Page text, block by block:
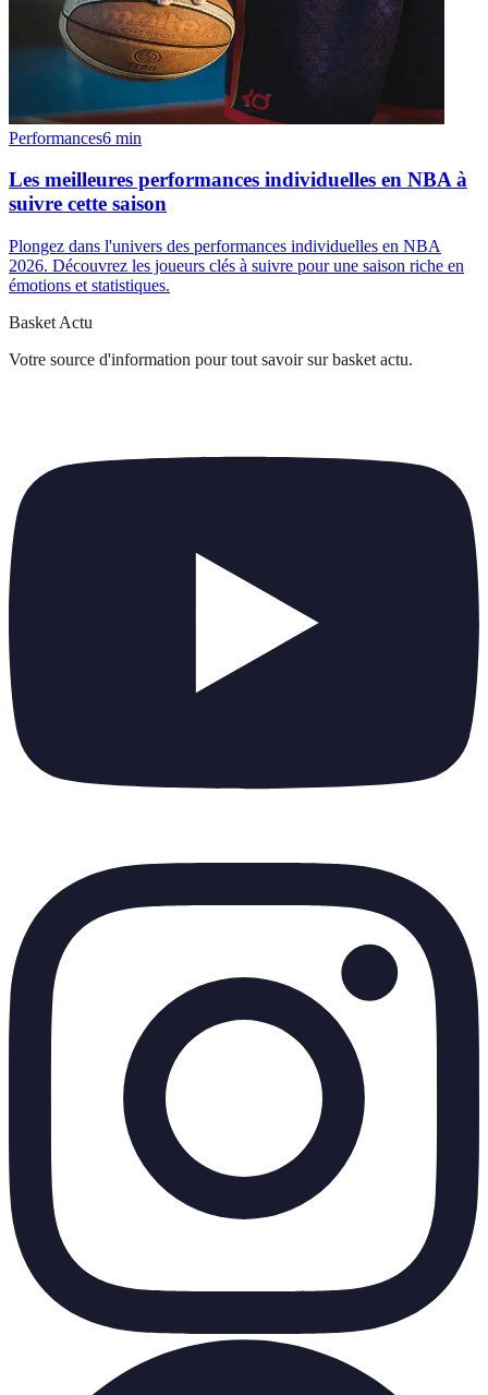
Performances6 min
Les meilleures performances individuelles en NBA à
suivre cette saison
Plongez dans l'univers des performances individuelles en NBA
2026. Découvrez les joueurs clés à suivre pour une saison riche en
émotions et statistiques.
Basket Actu
Votre source d'information pour tout savoir sur basket actu.